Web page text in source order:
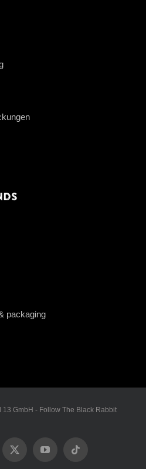
packaging
GmbH - Follow The Black Rabbit
X YouTubeTiktok